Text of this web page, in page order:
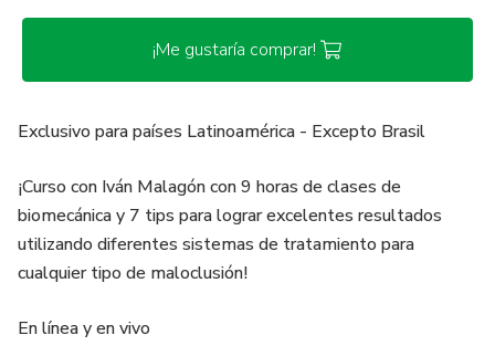
¡Me gustaría comprar!
Exclusivo para países Latinoamérica - Excepto Brasil
¡Curso con Iván Malagón con 9 horas de clases de
biomecánica y 7 tips para lograr excelentes resultados
utilizando diferentes sistemas de tratamiento para
cualquier tipo de maloclusión!
En línea y en vivo